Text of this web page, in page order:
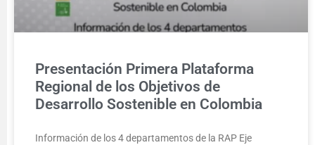
Presentación Primera Plataforma
Regional de los Objetivos de
Desarrollo Sostenible en Colombia
Información de los 4 departamentos de la RAP Eje